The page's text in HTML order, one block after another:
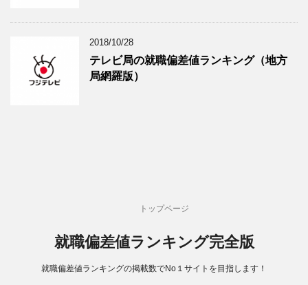
2018/10/28
テレビ局の就職偏差値ランキング（地方
局網羅版）
トップページ
就職偏差値ランキング完全版
就職偏差値ランキングの掲載数でNo１サイトを目指します！